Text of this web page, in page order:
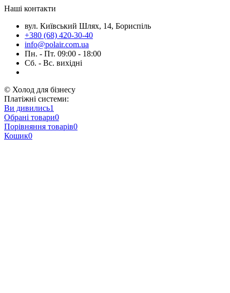
Наші контакти
вул. Київський Шлях, 14, Бориспіль
+380 (68) 420-30-40
info@polair.com.ua
Пн. - Пт. 09:00 - 18:00
Сб. - Вс. вихідні
© Холод для бізнесу
Платіжні системи:
Ви дивились1
Обрані товари0
Порівняння товарів0
Кошик0